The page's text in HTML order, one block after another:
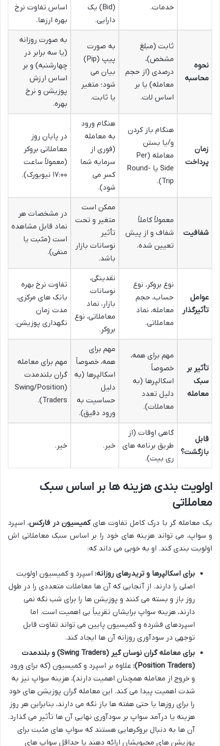
خدمات.
(Bid) یک
دارایی.
اساس تفاوت نرخ
بهره ارزها.
نحوه
محاسبه
ثابت (مبلغ
مشخص)،
درصدی (از حجم
معامله) یا بر
اساس لات.
به صورت
پیپ (Pip)
بیان می
شود؛ متغیر
یا ثابت.
به صورت روزانه
(یا سه برابر در
چهارشنبه) و بر
اساس ارزش
پوزیشن و نرخ
بهره.
زمان
پرداخت
هنگام باز کردن
و/یا بستن
معامله (Per
Side یا Round-
Trip).
هنگام ورود
به معامله
(فوری از
سرمایه شما
کسر می
شود).
در پایان روز
معاملاتی بروکر
(معمولاً ساعت
۱۷:۰۰ نیویورک).
شفافیت
معمولاً کاملاً
شفاف و از پیش
تعیین شده.
ممکن است
متغیر و تحت
تأثیر
نوسانات بازار
باشد.
در مشخصات هر
نماد قابل مشاهده
است (مثبت یا
منفی).
عوامل
تأثیرگذار
نوع بروکر، نوع
حساب، حجم
معامله، نماد
معاملاتی.
نقدینگی،
نوسانات
بازار، نماد
معاملاتی، نوع
بروکر.
تفاوت نرخ بهره
بانک های مرکزی،
مدت زمان
نگهداری پوزیشن.
تأثیر بر
سبک
معامله
مهم برای همه،
خصوصاً
اسکالپرها (به
دلیل تعدد
معاملات).
مهم برای
همه، خصوصاً
اسکالپرها (به
دلیل
حساسیت به
ورود دقیق).
مهم برای معامله
گران بلندمدت
(Swing/Position
Traders).
قابل
بازگشت؟
گاهی اوقات (از
طریق برنامه های
ری بیت).
خیر. خیر.
اولویت بندی هزینه ها بر اساس سبک
معاملاتی
یک معامله گر با درک کامل تفاوت هایکمیسیون در فارکس، اسپرد
و سواپ، می تواند هزینه های خود را بر اساس سبک معاملاتی اش
اولویت بندی کند. او به خوبی می داند که:
برای اسکالپرها و تریدرهای روزانه: اسپرد و کمیسیون اولویت
اصلی را دارند. از آنجایی که آن ها معاملات متعددی را در طول
روز باز و بسته می کنند و پوزیشن ها را برای شب نگه نمی
دارند، هزینه سواپ برایشان تقریباً بی اهمیت است. اما
اسپردهای فشرده و کمیسیون پایین می تواند تفاوت قابل
توجهی در سودآوری روزانه آن ها ایجاد کند.
برای معامله گران نوسان گیر (Swing Traders) و بلندمدت
(Position Traders):
علاوه بر اسپرد و کمیسیون (که برای ورود
و خروج از معامله همچنان اهمیت دارند)، هزینه سواپ نیز به
شدت اهمیت پیدا می کند. این معامله گران پوزیشن های خود
را برای روزها یا حتی هفته ها باز نگه می دارند، بنابراین هر روز
هزینه یا درآمد سواپ بر سودآوری نهایی آن ها تأثیر می گذارد.
آن ها به دنبال بروکرهایی هستند که سواپ های مثبت برای
پوزیشن های محبوبشان ارائه دهند یا حداقل سواپ های